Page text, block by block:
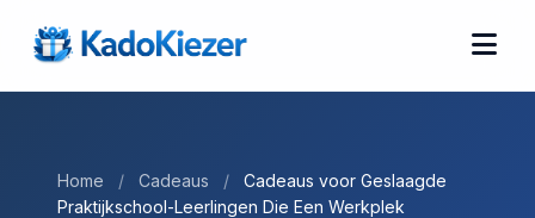
Home / Cadeaus /
Cadeaus voor Geslaagde
Praktijkschool-Leerlingen Die Een Werkplek